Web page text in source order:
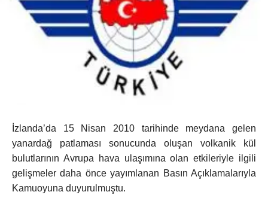
İzlanda’da 15 Nisan 2010 tarihinde meydana gelen
yanardağ patlaması sonucunda oluşan volkanik kül
bulutlarının Avrupa hava ulaşımına olan etkileriyle ilgili
gelişmeler daha önce yayımlanan Basın Açıklamalarıyla
Kamuoyuna duyurulmuştu.